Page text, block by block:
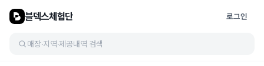
블덱스체험단 로그인
매장·지역·제공내역 검색